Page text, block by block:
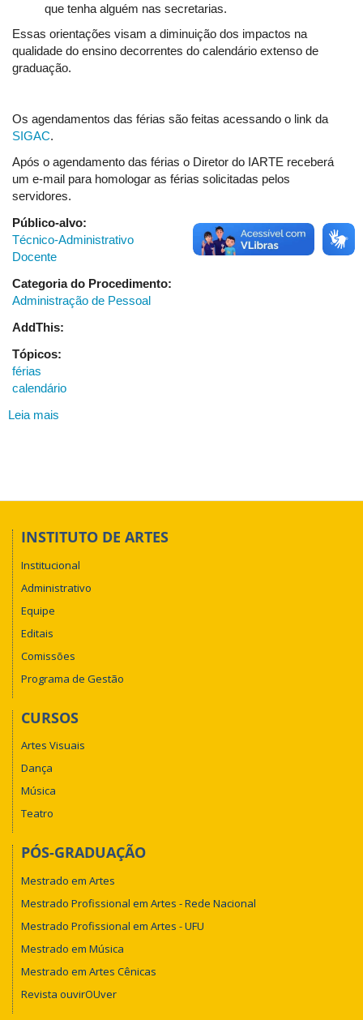
que tenha alguém nas secretarias.
Essas orientações visam a diminuição dos impactos na
qualidade do ensino decorrentes do calendário extenso de
graduação.
Os agendamentos das férias são feitas acessando o link da
SIGAC.
Após o agendamento das férias o Diretor do IARTE receberá
um e-mail para homologar as férias solicitadas pelos
servidores.
Público-alvo:
Técnico-Administrativo
Docente
Categoria do Procedimento:
Administração de Pessoal
AddThis:
Tópicos:
férias
calendário
Leia mais
INSTITUTO DE ARTES
Institucional
Administrativo
Equipe
Editais
Comissões
Programa de Gestão
CURSOS
Artes Visuais
Dança
Música
Teatro
PÓS-GRADUAÇÃO
Mestrado em Artes
Mestrado Profissional em Artes - Rede Nacional
Mestrado Profissional em Artes - UFU
Mestrado em Música
Mestrado em Artes Cênicas
Revista ouvirOUver